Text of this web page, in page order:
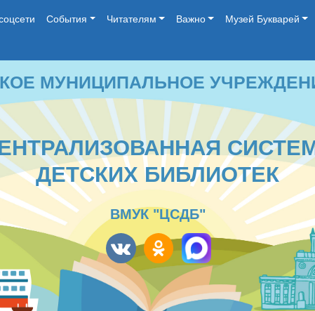
События Читателям Важно
Музей Букварей
СИСТЕМА
БИБЛИОТЕК
ВМУК "ЦСДБ"
МУНИЦИПАЛЬНОЕ УЧРЕЖДЕНИЕ